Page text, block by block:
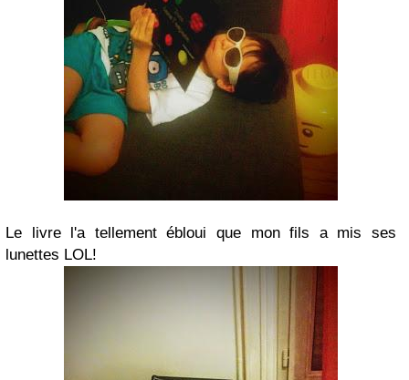
Le livre l'a tellement ébloui que mon fils a mis ses
lunettes LOL!